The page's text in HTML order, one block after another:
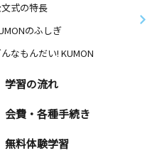
式の特長
のふしぎ
んなもんだい! KUMON
学習の流れ
会費・各種手続き
無料体験学習